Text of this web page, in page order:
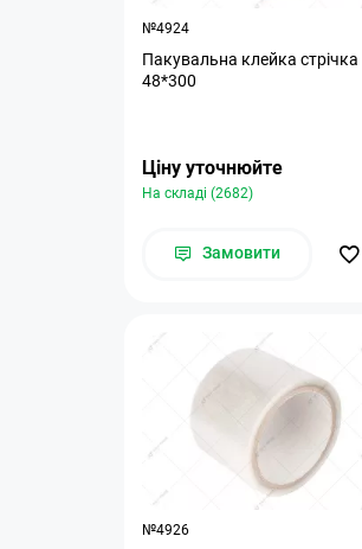
№4924
Пакувальна клейка стрічка
48*300
Ціну уточнюйте
На складі (2682)
Замовити
№4926